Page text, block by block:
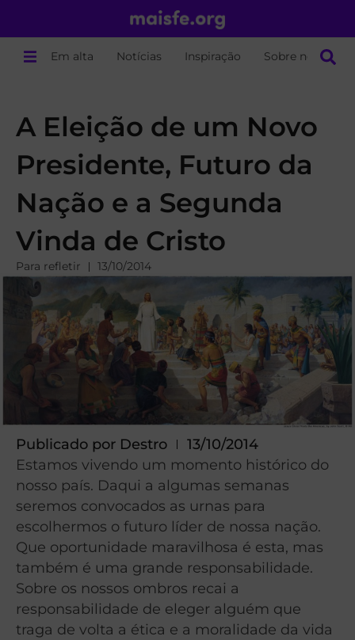
Em alta Notícias Inspiração Sobre nós
A Eleição de um Novo
Presidente, Futuro da
Nação e a Segunda
Vinda de Cristo
Para refletir 13/10/2014
Publicado por Destro
13/10/2014
Estamos vivendo um momento histórico do
nosso país. Daqui a algumas semanas
seremos convocados as urnas para
escolhermos o futuro líder de nossa nação.
Que oportunidade maravilhosa é esta, mas
também é uma grande responsabilidade.
Sobre os nossos ombros recai a
responsabilidade de eleger alguém que
traga de volta a ética e a moralidade da vida